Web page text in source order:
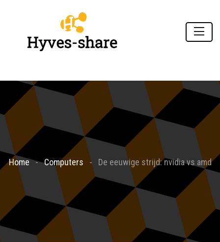
Home Computers De eeuwige strijd: nvidia vs amd